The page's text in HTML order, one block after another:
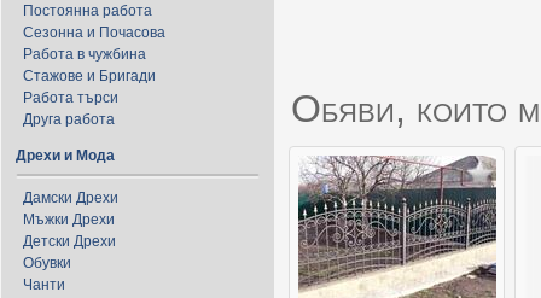
Постоянна работа
Сезонна и Почасова
Работа в чужбина
Стажове и Бригади
Работа търси
Друга работа
Дрехи и Мода
Дамски Дрехи
Мъжки Дрехи
Детски Дрехи
Обувки
Чанти
Обяви, които